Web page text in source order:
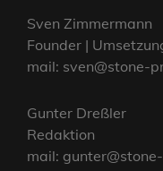
Sven Zimmermann
Founder |
mail: sven@stone-
Gunter Dreßler
Redaktion
mail: